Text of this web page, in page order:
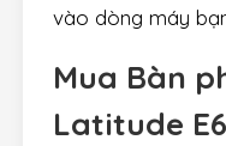
vào dòng máy
Mua Bàn
Latitude